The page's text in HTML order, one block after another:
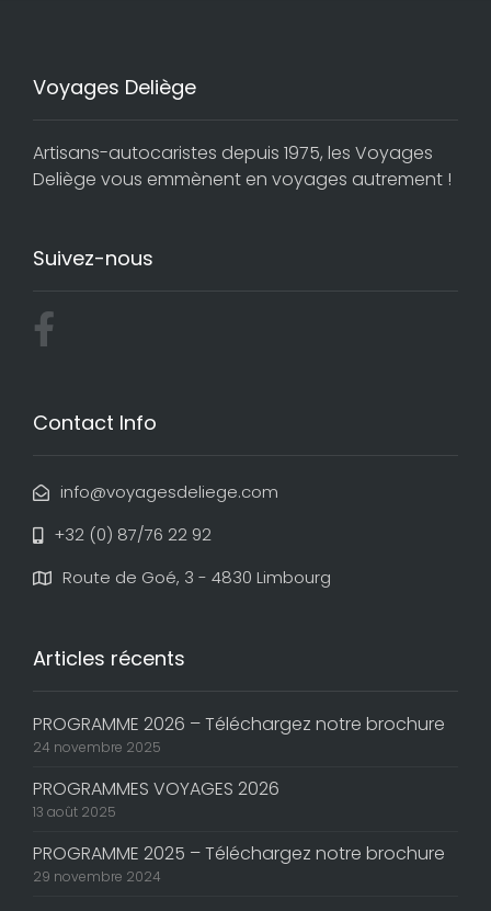
Voyages Deliège
Artisans-autocaristes depuis 1975, les Voyages
Deliège vous emmènent en voyages autrement !
Suivez-nous
Contact Info
info@voyagesdeliege.com
+32 (0) 87/76 22 92
Route de Goé, 3 - 4830 Limbourg
Articles récents
PROGRAMME 2026 – Téléchargez notre brochure
24 novembre 2025
PROGRAMMES VOYAGES 2026
13 août 2025
PROGRAMME 2025 – Téléchargez notre brochure
29 novembre 2024